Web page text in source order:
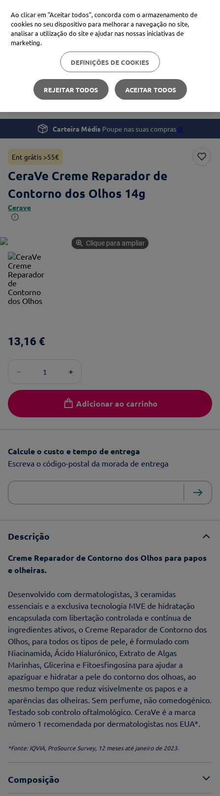
Procure no Marketplace Médis
Pesquisas mais comuns
xiaomi
4º cerave
Beleza e Cuidado pessoal
CeraVe Creme Reparador de Contorno dos Olhos
Carteira Médis Poupe nas suas compras🪙
Ent grátis >55€
CeraVe Creme Reparador de
Contorno dos Olhos 14g
Cerave
Clique para ampliar
13,16 €
＋
－
Adicionar ao carrinho
Calcule o custo e tempo de entrega
Escreva o código-postal da morada de entrega
Descrição
Creme Reparador de Contorno dos Olhos para papos
e olheiras.
Desenvolvido com dermatologistas, 3 ceramidas
essenciais e a exclusiva tecnologia MVE de hidratação
encapsulada com libertação controlada e contínua de
ingredientes ativos, o Creme Reparador de Contorno dos
Olhos, para todos os tipos de pele, é formulado com
Niacinamida, Ácido Hialurónico, Extrato de Algas
Marinhas, Glicerina e Fitoesfingosina para ajudar a
apaziguar e hidratar a pele do contorno dos olhoas, ao
mesmo tempo que reduz visivelmente os papos e a
aparências das olheiras. Sem perfume, não comedogénico.
Testado sob controlo oftalmológico. CeraVe é a marca
número 1 recomendada por dermatologistas nos EUA*.
*Fonte: IQVIA, ProSource Survey, 12 meses até janeiro de 2023.
Composição
Ao clicar em "Aceitar todos", concorda com o armazenamento de
cookies no seu dispositivo para melhorar a navegação no site,
analisar a utilização do site e ajudar nas nossas iniciativas de
marketing.
DEFINIÇÕES DE COOKIES
REJEITAR TODOS ACEITAR TODOS